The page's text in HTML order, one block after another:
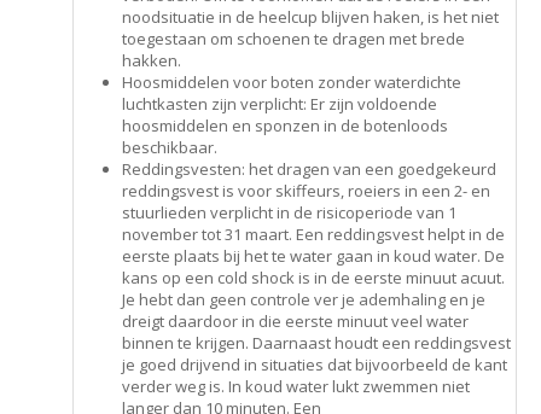
noodsituatie in de heelcup blijven haken, is het niet
toegestaan om schoenen te dragen met brede
hakken.
Hoosmiddelen voor boten zonder waterdichte
luchtkasten zijn verplicht: Er zijn voldoende
hoosmiddelen en sponzen in de botenloods
beschikbaar.
Reddingsvesten: het dragen van een goedgekeurd
reddingsvest is voor skiffeurs, roeiers in een 2- en
stuurlieden verplicht in de risicoperiode van 1
november tot 31 maart. Een reddingsvest helpt in de
eerste plaats bij het te water gaan in koud water. De
kans op een cold shock is in de eerste minuut acuut.
Je hebt dan geen controle ver je ademhaling en je
dreigt daardoor in die eerste minuut veel water
binnen te krijgen. Daarnaast houdt een reddingsvest
je goed drijvend in situaties dat bijvoorbeeld de kant
verder weg is. In koud water lukt zwemmen niet
langer dan 10 minuten. Een